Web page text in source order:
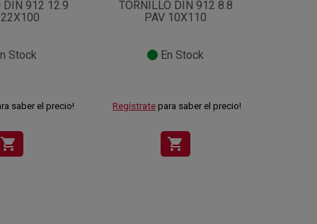
DIN 912 12.9
Stock
saber el precio!
shopping_cart
TORNILLO DIN 912 8.8
PAV 10X110
En Stock
Regístrate para saber el precio!
shopping_cart